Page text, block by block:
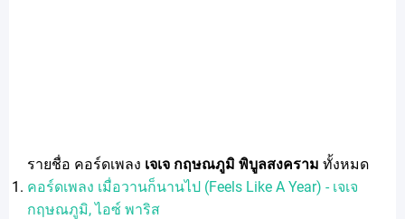
รายชื่อ คอร์ดเพลง เจเจ กฤษณภูมิ พิบูลสงคราม ทั้งหมด
คอร์ดเพลง เมื่อวานก็นานไป (Feels Like A Year) - เจเจ
กฤษณภูมิ, ไอซ์ พาริส